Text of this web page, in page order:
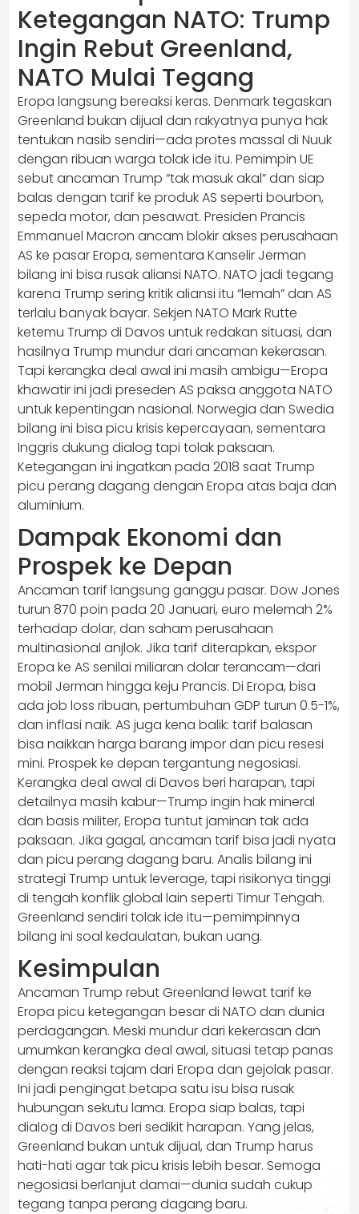
Ketegangan NATO: Trump
Ingin Rebut Greenland,
NATO Mulai Tegang
Eropa langsung bereaksi keras. Denmark tegaskan
Greenland bukan dijual dan rakyatnya punya hak
tentukan nasib sendiri—ada protes massal di Nuuk
dengan ribuan warga tolak ide itu. Pemimpin UE
sebut ancaman Trump “tak masuk akal” dan siap
balas dengan tarif ke produk AS seperti bourbon,
sepeda motor, dan pesawat. Presiden Prancis
Emmanuel Macron ancam blokir akses perusahaan
AS ke pasar Eropa, sementara Kanselir Jerman
bilang ini bisa rusak aliansi NATO. NATO jadi tegang
karena Trump sering kritik aliansi itu “lemah” dan AS
terlalu banyak bayar. Sekjen NATO Mark Rutte
ketemu Trump di Davos untuk redakan situasi, dan
hasilnya Trump mundur dari ancaman kekerasan.
Tapi kerangka deal awal ini masih ambigu—Eropa
khawatir ini jadi preseden AS paksa anggota NATO
untuk kepentingan nasional. Norwegia dan Swedia
bilang ini bisa picu krisis kepercayaan, sementara
Inggris dukung dialog tapi tolak paksaan.
Ketegangan ini ingatkan pada 2018 saat Trump
picu perang dagang dengan Eropa atas baja dan
aluminium.
Dampak Ekonomi dan
Prospek ke Depan
Ancaman tarif langsung ganggu pasar. Dow Jones
turun 870 poin pada 20 Januari, euro melemah 2%
terhadap dolar, dan saham perusahaan
multinasional anjlok. Jika tarif diterapkan, ekspor
Eropa ke AS senilai miliaran dolar terancam—dari
mobil Jerman hingga keju Prancis. Di Eropa, bisa
ada job loss ribuan, pertumbuhan GDP turun 0.5-1%,
dan inflasi naik. AS juga kena balik: tarif balasan
bisa naikkan harga barang impor dan picu resesi
mini. Prospek ke depan tergantung negosiasi.
Kerangka deal awal di Davos beri harapan, tapi
detailnya masih kabur—Trump ingin hak mineral
dan basis militer, Eropa tuntut jaminan tak ada
paksaan. Jika gagal, ancaman tarif bisa jadi nyata
dan picu perang dagang baru. Analis bilang ini
strategi Trump untuk leverage, tapi risikonya tinggi
di tengah konflik global lain seperti Timur Tengah.
Greenland sendiri tolak ide itu—pemimpinnya
bilang ini soal kedaulatan, bukan uang.
Kesimpulan
Ancaman Trump rebut Greenland lewat tarif ke
Eropa picu ketegangan besar di NATO dan dunia
perdagangan. Meski mundur dari kekerasan dan
umumkan kerangka deal awal, situasi tetap panas
dengan reaksi tajam dari Eropa dan gejolak pasar.
Ini jadi pengingat betapa satu isu bisa rusak
hubungan sekutu lama. Eropa siap balas, tapi
dialog di Davos beri sedikit harapan. Yang jelas,
Greenland bukan untuk dijual, dan Trump harus
hati-hati agar tak picu krisis lebih besar. Semoga
negosiasi berlanjut damai—dunia sudah cukup
tegang tanpa perang dagang baru.